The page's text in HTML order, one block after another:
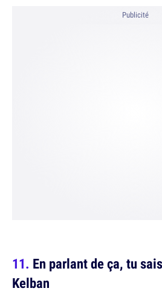
Publicité
En parlant de ça, tu
Kelban